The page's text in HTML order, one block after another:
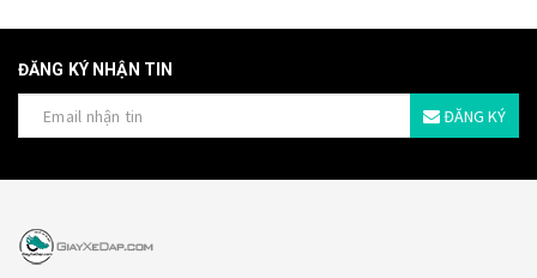
ĐĂNG KÝ NHẬN TIN
ĐĂNG KÝ